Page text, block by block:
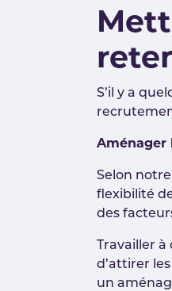
S’il y a
Aménager
Selon
flexibilité
des
Travailler
d’attirer
un